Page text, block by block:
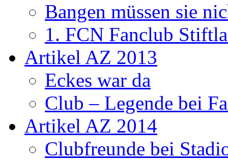
Bangen müssen sie
1. FCN Fanclub
Artikel AZ 2013
Eckes war da
Club – Legende bei
Artikel AZ 2014
Clubfreunde bei